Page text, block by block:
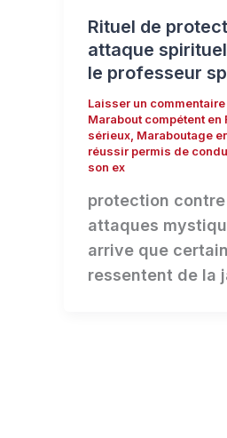
Rituel de
attaque
le professeur
Laisser un commentaire
Marabout compétent en
sérieux Maraboutage
réussir permis de
son ex
protection
attaques
arrive que
ressentent de la